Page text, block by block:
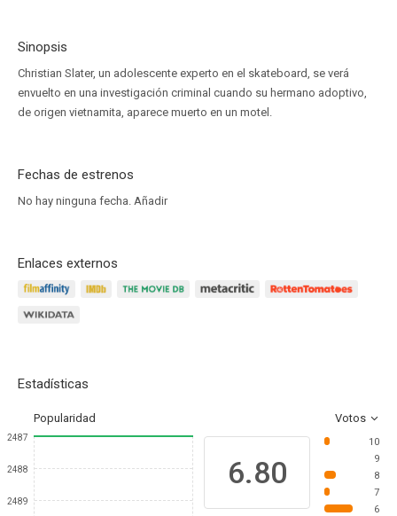
Sinopsis
Christian Slater, un adolescente experto en el skateboard, se verá
envuelto en una investigación criminal cuando su hermano adoptivo,
de origen vietnamita, aparece muerto en un motel.
Fechas de estrenos
No hay ninguna fecha. Añadir
Enlaces externos
Estadísticas
Popularidad Votos
2487
2488
2489
6.80
10
9
8
7
6